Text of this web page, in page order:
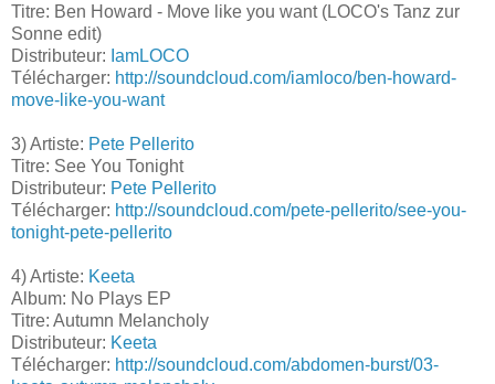
Titre: Ben Howard - Move like you want (LOCO's Tanz zur
Sonne edit)
Distributeur: IamLOCO
Télécharger: http://soundcloud.com/iamloco/ben-howard-
move-like-you-want
3) Artiste: Pete Pellerito
Titre: See You Tonight
Distributeur: Pete Pellerito
Télécharger: http://soundcloud.com/pete-pellerito/see-you-
tonight-pete-pellerito
4) Artiste: Keeta
Album: No Plays EP
Titre: Autumn Melancholy
Distributeur: Keeta
Télécharger: http://soundcloud.com/abdomen-burst/03-